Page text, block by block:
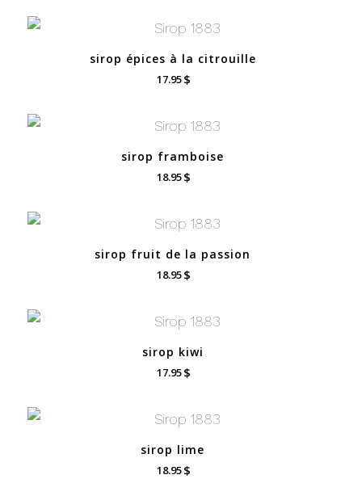
sirop épices à la citrouille
17.95$
sirop framboise
18.95$
sirop fruit de la passion
18.95$
sirop kiwi
17.95$
sirop lime
18.95$